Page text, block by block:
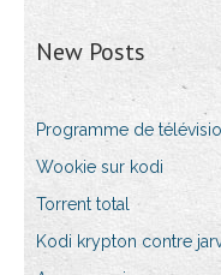
New Posts
Programme de
Wookie sur kodi
Torrent total
Kodi krypton contre